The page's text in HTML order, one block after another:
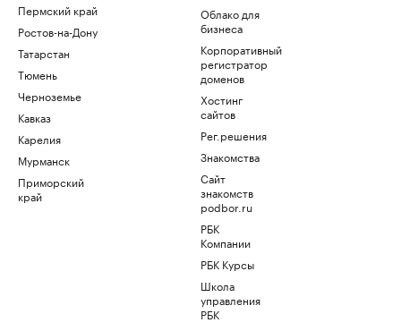
Пермский край
Ростов-на-Дону
Татарстан
Тюмень
Черноземье
Кавказ
Карелия
Мурманск
Приморский
край
Облако для
бизнеса
Корпоративный
регистратор
доменов
Хостинг
сайтов
Рег.решения
Знакомства
Сайт
знакомств
podbor.ru
РБК
Компании
РБК Курсы
Школа
управления
РБК